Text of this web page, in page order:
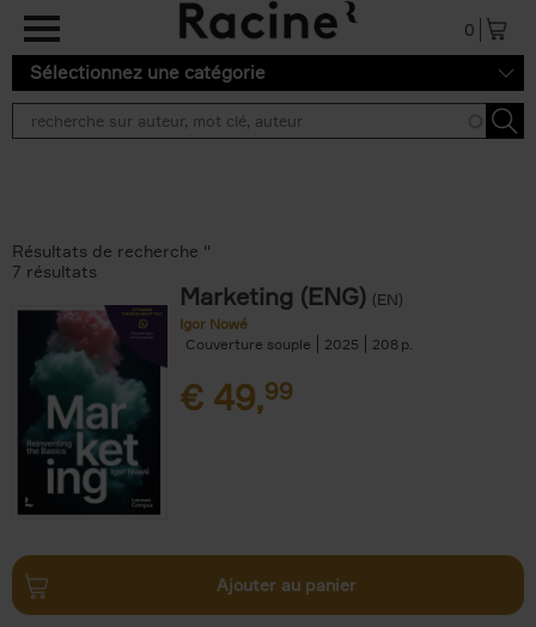
Aller au contenu principal
0
Sélectionnez une catégorie
Résultats de recherche ''
7 résultats
Marketing (ENG) (EN)
Igor Nowé
Couverture souple
2025 208
€ 49,99
Ajouter au panier